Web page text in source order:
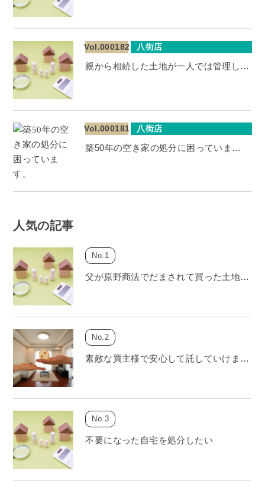
Vol.000182 八街店
親から相続した土地が一人では管理し…
Vol.000181 八街店
築50年の空き家の処分に困っていま…
人気の記事
父が原野商法でだまされて買った土地…
素敵な買主様で安心して託していけま…
不要になった自宅を処分したい